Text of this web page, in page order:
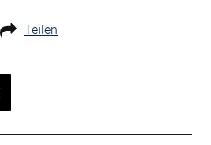
Teilen